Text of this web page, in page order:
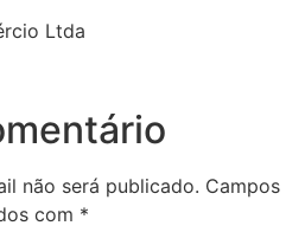
Ltda
não será publicado. Campos
com *